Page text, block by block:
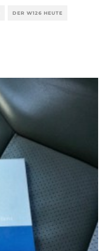
DER W126 HEUTE